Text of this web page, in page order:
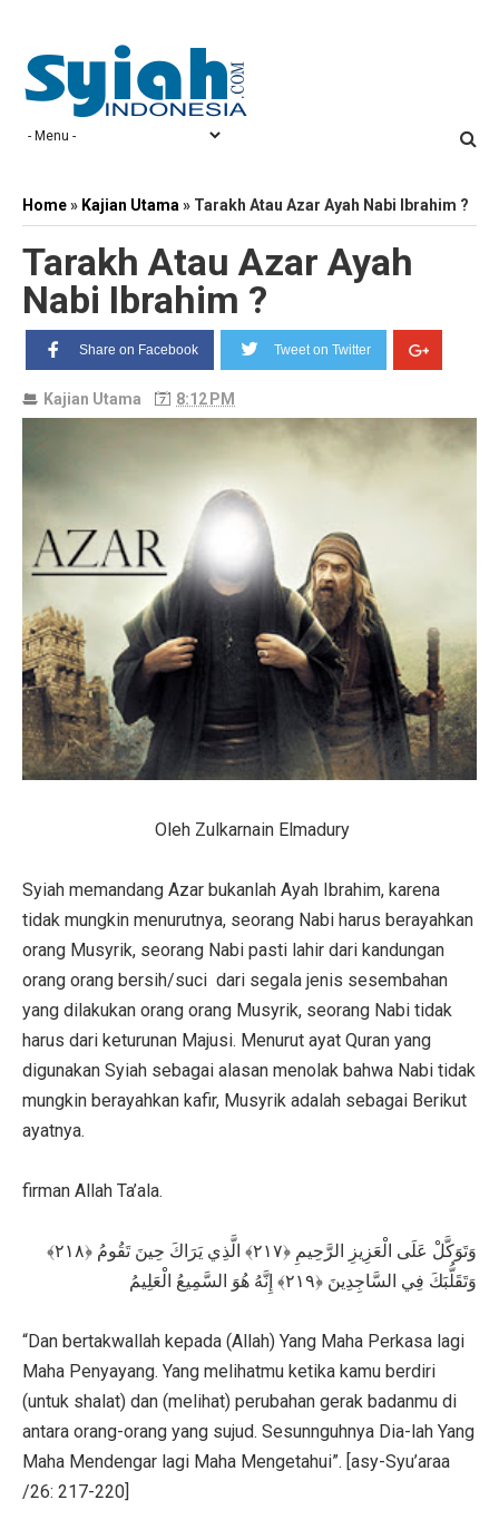
Home» Kajian Utama » Tarakh Atau Azar Ayah Nabi Ibrahim ?
Tarakh Atau Azar Ayah
Nabi Ibrahim ?
Share on Facebook Tweet on Twitter
Kajian Utama 8:12 PM
Oleh Zulkarnain Elmadury
Syiah memandang Azar bukanlah Ayah Ibrahim, karena
tidak mungkin menurutnya, seorang Nabi harus berayahkan
orang Musyrik, seorang Nabi pasti lahir dari kandungan
orang orang bersih/suci dari segala jenis sesembahan
yang dilakukan orang orang Musyrik, seorang Nabi tidak
harus dari keturunan Majusi. Menurut ayat Quran yang
digunakan Syiah sebagai alasan menolak bahwa Nabi tidak
mungkin berayahkan kafir, Musyrik adalah sebagai Berikut
ayatnya.
firman Allah Ta’ala.
وَتَوَكَّلْ عَلَى الْعَزِيزِ الرَّحِيمِ ﴿٢١٧﴾ الَّذِي يَرَاكَ حِينَ تَقُومُ ﴿٢١٨﴾
وَتَقَلُّبَكَ فِي السَّاجِدِينَ ﴿٢١٩﴾ إِنَّهُ هُوَ السَّمِيعُ الْعَلِيمُ
“Dan bertakwallah kepada (Allah) Yang Maha Perkasa lagi
Maha Penyayang. Yang melihatmu ketika kamu berdiri
(untuk shalat) dan (melihat) perubahan gerak badanmu di
antara orang-orang yang sujud. Sesunnguhnya Dia-lah Yang
Maha Mendengar lagi Maha Mengetahui”. [asy-Syu’araa
/26: 217-220]